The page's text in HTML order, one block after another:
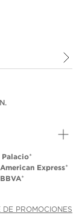
Palacio*
Express*
*
DE PROMOCIONES